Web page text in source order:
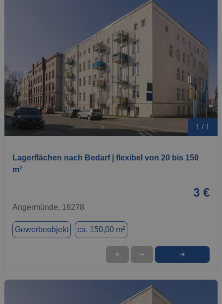
1 / 1
Lagerflächen nach Bedarf | flexibel von 20 bis 150
m²
3 €
Angermünde, 16278
Gewerbeobjekt ca. 150,00 m²
★ ➦ ➜